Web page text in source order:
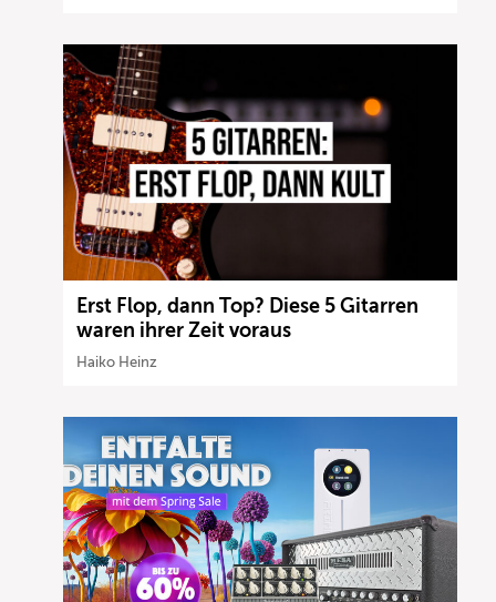
Erst Flop, dann Top? Diese 5 Gitarren
waren ihrer Zeit voraus
Haiko Heinz